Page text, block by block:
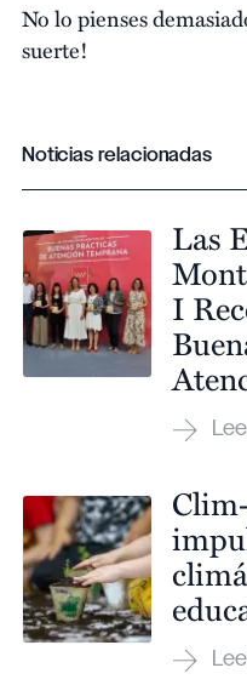
No lo pienses
suerte!
Noticias relacionadas
Las
I